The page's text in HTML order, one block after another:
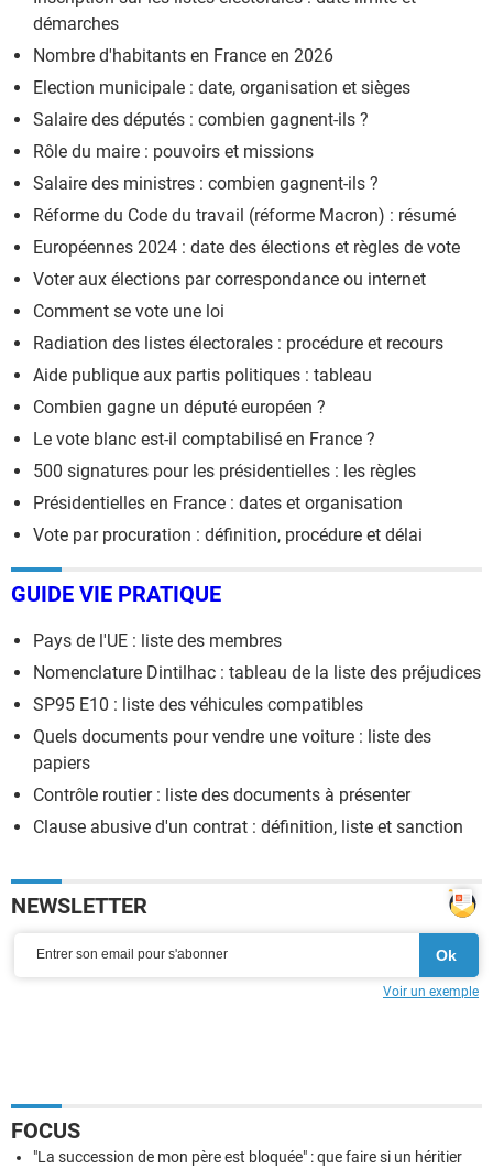
démarches
Nombre d'habitants en France en 2026
Election municipale : date, organisation et sièges
Salaire des députés : combien gagnent-ils ?
Rôle du maire : pouvoirs et missions
Salaire des ministres : combien gagnent-ils ?
Réforme du Code du travail (réforme Macron) : résumé
Européennes 2024 : date des élections et règles de vote
Voter aux élections par correspondance ou internet
Comment se vote une loi
Radiation des listes électorales : procédure et recours
Aide publique aux partis politiques : tableau
Combien gagne un député européen ?
Le vote blanc est-il comptabilisé en France ?
500 signatures pour les présidentielles : les règles
Présidentielles en France : dates et organisation
Vote par procuration : définition, procédure et délai
GUIDE VIE PRATIQUE
Pays de l'UE : liste des membres
Nomenclature Dintilhac : tableau de la liste des préjudices
SP95 E10 : liste des véhicules compatibles
Quels documents pour vendre une voiture : liste des
papiers
Contrôle routier : liste des documents à présenter
Clause abusive d'un contrat : définition, liste et sanction
NEWSLETTER
Voir un exemple
FOCUS
"La succession de mon père est bloquée" : que faire si un héritier